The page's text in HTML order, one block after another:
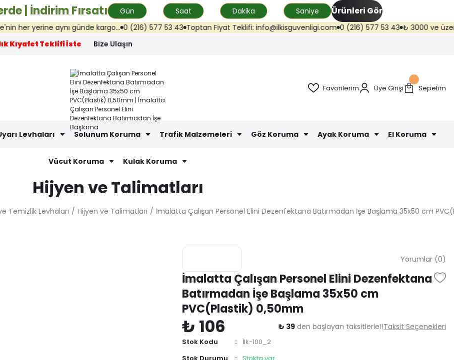
| İndirim Fırsatı Gün Saat Dakika Saniye Ürünleri Gör
aynı günde kargo... 0 (216) 577 53 43 Toptan Fiyat Teklifi: info@ilkisguvenligi.com 0 (216) 577 53 43 ₺ 3000 ve üzeri kargo
Kıyafet Teklifi İste Bize Ulaşın
Favorilerim Üye Girişi Sepetim
Levhaları Solunum Koruma Trafik Malzemeleri Göz Koruma Ayak Koruma El Koruma
Vücut Koruma Kulak Koruma
Hijyen ve Talimatları
Temizlik Levhaları Hijyen ve Talimatları İmalatta Çalışan Personel Elini Dezenfektana Batırmadan İşe Başlama 35x50 cm
Yorumlar (0)
İmalatta Çalışan Personel Elini Dezenfektana
Batırmadan İşe Başlama 35x50 cm
PVC(Plastik) 0,50mm
₺ 106 ₺ 39 den başlayan taksitlerle!!Taksit Seçenekleri
Stok Kodu
İlk-100_2